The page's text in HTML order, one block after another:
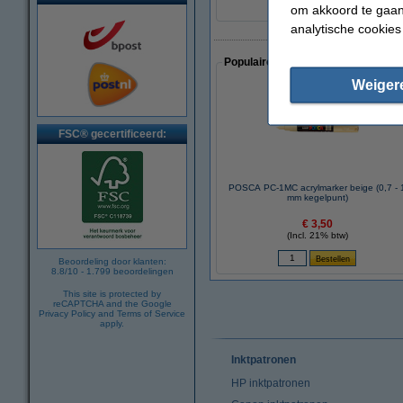
FSC® gecertificeerd:
Beoordeling door klanten:
8.8/10 - 1.799 beoordelingen
This site is protected by
reCAPTCHA and the Google
Privacy Policy and Terms of Service
apply.
Populaire artikelen van klanten die
POSCA PC-1MC acrylmarker beige (0,7 - 1
mm kegelpunt)
€ 3,50
(Incl. 21% btw)
Inktpatronen
HP inktpatronen
om akkoord te
analytische